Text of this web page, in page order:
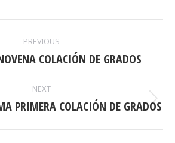
PREVIOUS
Previous
COLACIÓN DE GRADOS
NEXT
Next
PRIMERA COLACIÓN DE GRADOS